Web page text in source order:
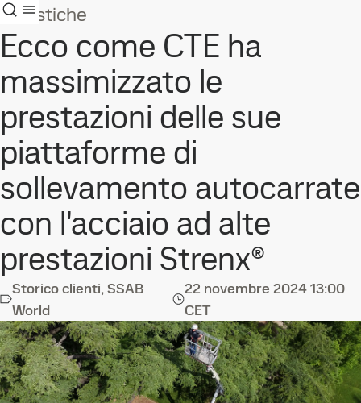
Casistiche
Ecco come CTE ha
massimizzato le
prestazioni delle sue
piattaforme di
sollevamento autocarrate
con l'acciaio ad alte
prestazioni Strenx®
Storico clienti, SSAB
World
22 novembre 202413:00
CET